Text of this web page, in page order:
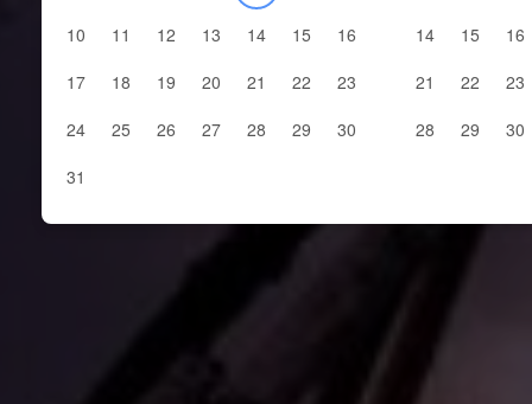
10
11 12 13 14 15
16
17
18 19 20 21 22
23
24
25 26 27 28 29
30
31
14
15 16
21
22 23
28
29 30